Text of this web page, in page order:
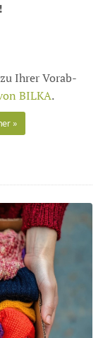
Ihrer Vorab-
BILKA.